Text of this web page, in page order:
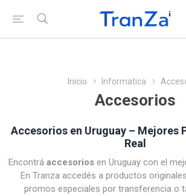
Inicio Informatica
Accesorios
Accesorios en Uruguay – Mejores
Real
Encontrá accesoriosen Uruguay con el
En Tranza accedés a productos
promos especiales por transferencia o